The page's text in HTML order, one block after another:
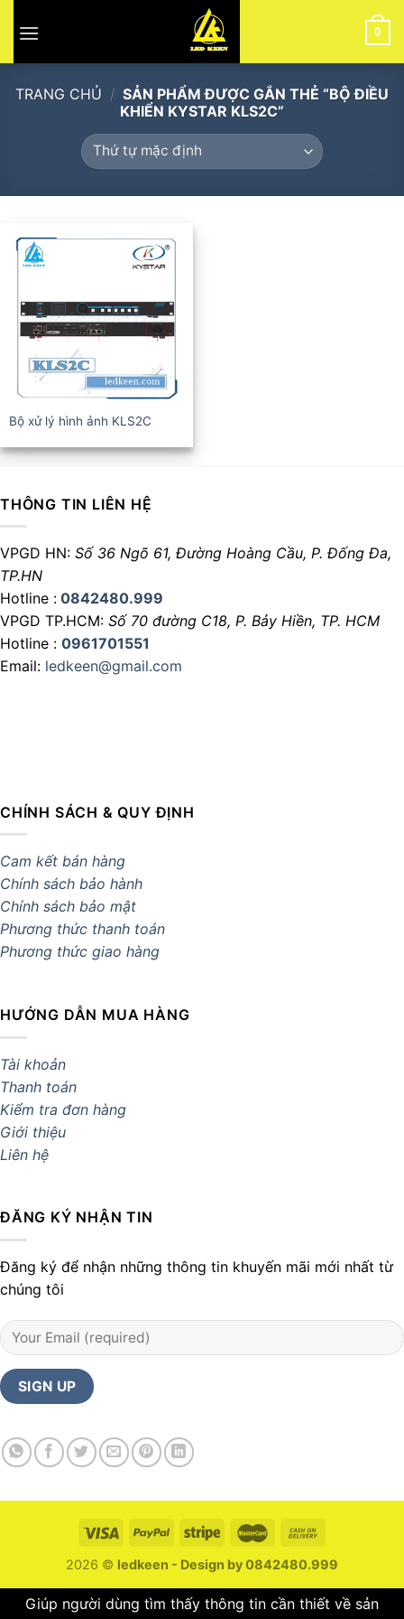
0
TRANG CHỦ / SẢN PHẨM ĐƯỢC GẮN THẺ “BỘ ĐIỀU
KHIỂN KYSTAR KLS2C”
Bộ xử lý hình ảnh KLS2C
THÔNG TIN LIÊN HỆ
VPGD HN: Số 36 Ngõ 61, Đường Hoàng Cầu, P. Đống Đa,
TP.HN
Hotline : 0842480.999
VPGD TP.HCM: Số 70 đường C18, P. Bảy Hiền, TP. HCM
Hotline : 0961701551
Email: ledkeen@gmail.com
CHÍNH SÁCH & QUY ĐỊNH
Cam kết bán hàng
Chính sách bảo hành
Chính sách bảo mật
Phương thức thanh toán
Phương thức giao hàng
HƯỚNG DẪN MUA HÀNG
Tài khoản
Thanh toán
Kiểm tra đơn hàng
Giới thiệu
Liên hệ
ĐĂNG KÝ NHẬN TIN
Đăng ký để nhận những thông tin khuyến mãi mới nhất từ
chúng tôi
2026 © ledkeen - Design by 0842480.999
Giúp người dùng tìm thấy thông tin cần thiết về sản